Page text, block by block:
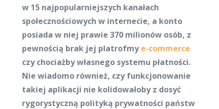
w 15 najpopularniejszych kanałach
społecznościowych w internecie, a konto
posiada w niej prawie 370 milionów osób, z
pewnością brak jej platrofmye-commerce
czy chociażby własnego systemu płatności.
Nie wiadomo również, czy funkcjonowanie
takiej aplikacji nie kolidowałoby z dosyć
rygorystyczną polityką prywatności państw